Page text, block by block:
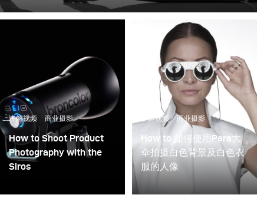
讲解视频 商业摄影
How to Shoot Product
Photography with the
Siros
讲解视频 商业摄影
How to 如何使用Para大
伞拍摄白色背景及白色衣
服的人像
发现一个奇妙的方式来使